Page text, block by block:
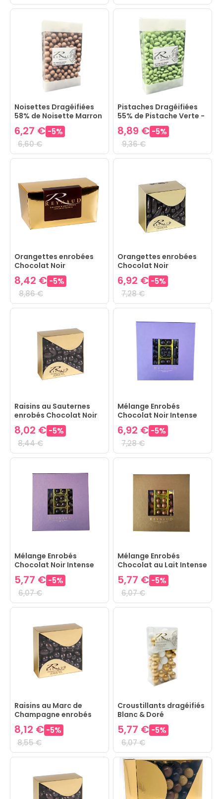
Noisettes Dragéifiées
58% de Noisette Marron
- Etui 200 g
6,27 €
6,60 €
-5%
Pistaches Dragéifiées
55% de Pistache Verte -
Etui 220g
8,89 €
9,36 €
-5%
Orangettes enrobées
Chocolat Noir
8,42 €
8,86 €
-5%
Orangettes enrobées
Chocolat Noir
6,92 €
7,28 €
-5%
Raisins au Sauternes
enrobés Chocolat Noir
8,02 €
8,44 €
-5%
Mélange Enrobés
Chocolat Noir Intense
6,92 €
7,28 €
-5%
Mélange Enrobés
Chocolat Noir Intense
5,77 €
6,07 €
-5%
Mélange Enrobés
Chocolat au Lait Intense
5,77 €
6,07 €
-5%
Raisins au Marc de
Champagne enrobés
Chocolat Noir
8,12 €
8,55 €
-5%
Croustillants dragéifiés
Blanc & Doré
5,77 €
6,07 €
-5%